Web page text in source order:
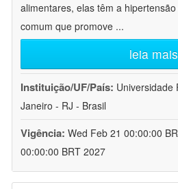
alimentares, elas têm a
comum que promove ...
leia mais
Instituição/UF/País: Universidade
Janeiro - RJ - Brasil
Vigência: Wed Feb 21 00:00:00
00:00:00 BRT 2027